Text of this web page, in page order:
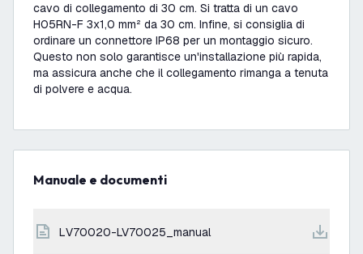
cavo di collegamento di 30 cm. Si tratta di un cavo
H05RN-F 3x1,0 mm² da 30 cm. Infine, si consiglia di
ordinare un connettore IP68 per un montaggio sicuro.
Questo non solo garantisce un'installazione più rapida,
ma assicura anche che il collegamento rimanga a tenuta
di polvere e acqua.
Manuale e documenti
LV70020-LV70025_manual